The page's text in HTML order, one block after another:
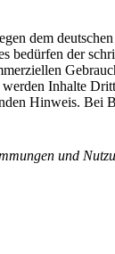
dem
bedürfen der
Inhalte
Hinweis. Bei
und